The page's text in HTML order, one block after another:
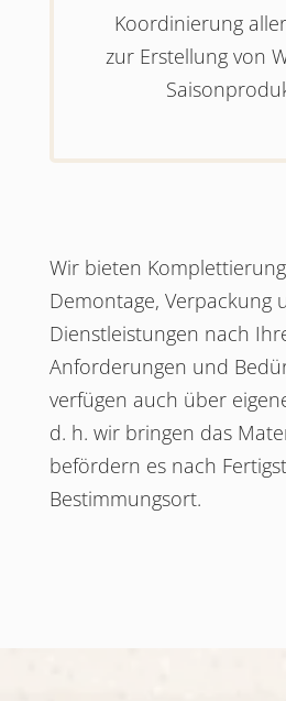
Koordinierung
zur Erstellung von
Wir bieten
Demontage, Verpackung
Dienstleistungen nach
Anforderungen und
verfügen auch über
d. h. wir bringen das
befördern es nach
Bestimmungsort.